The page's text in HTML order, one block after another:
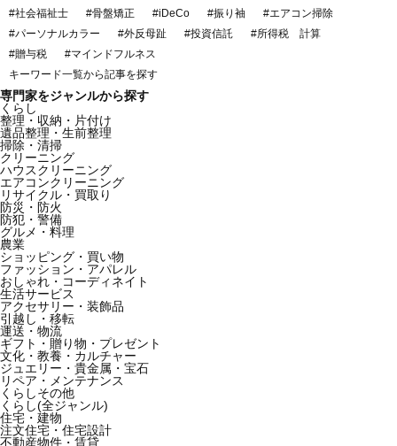
#社会福祉士
#骨盤矯正 #iDeCo #振り袖
#エアコン掃除
#パーソナルカラー
#外反母趾 #投資信託
#所得税 計算
#贈与税
#マインドフルネス
キーワード一覧から記事を探す
専門家をジャンルから探す
くらし
整理・収納・片付け
遺品整理・生前整理
掃除・清掃
クリーニング
ハウスクリーニング
エアコンクリーニング
リサイクル・買取り
防災・防火
防犯・警備
グルメ・料理
農業
ショッピング・買い物
ファッション・アパレル
おしゃれ・コーディネイト
生活サービス
アクセサリー・装飾品
引越し・移転
運送・物流
ギフト・贈り物・プレゼント
文化・教養・カルチャー
ジュエリー・貴金属・宝石
リペア・メンテナンス
くらしその他
くらし(全ジャンル)
住宅・建物
注文住宅・住宅設計
不動産物件・賃貸